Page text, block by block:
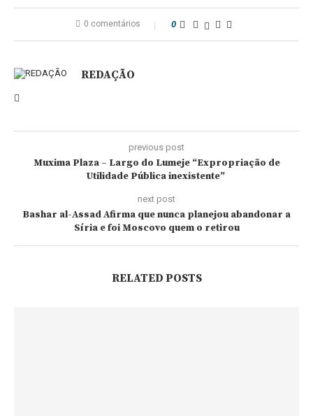
0 comentários 0
REDAÇÃO
previous post
Muxima Plaza – Largo do Lumeje “Expropriação de
Utilidade Pública inexistente”
next post
Bashar al-Assad Afirma que nunca planejou abandonar a
Síria e foi Moscovo quem o retirou
RELATED POSTS